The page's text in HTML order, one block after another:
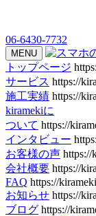
06-6430-7732
MENU
トップページ
サービス https://
施工実績 https://
kiramekiに
ついて https://
インタビュー
お客様の声 https://
会社概要 https://
FAQ https://
お知らせ https://
ブログ https://